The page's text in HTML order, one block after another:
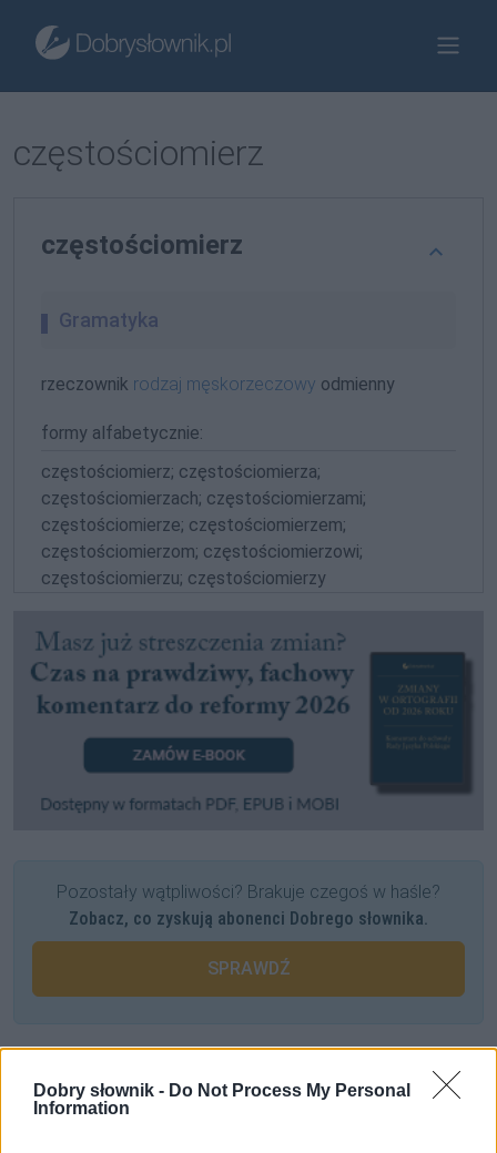
Dobry słownik - Do Not Process My Personal
Information
częstościomierz
częstościomierz
Gramatyka
rzeczownik rodzaj męskorzeczowy odmienny
formy alfabetycznie:
częstościomierz; częstościomierza;
częstościomierzach; częstościomierzami;
częstościomierze; częstościomierzem;
częstościomierzom; częstościomierzowi;
częstościomierzu; częstościomierzy
Pozostały wątpliwości? Brakuje czegoś w haśle?
Zobacz, co zyskują abonenci Dobrego słownika.
SPRAWDŹ
Ci umieją, tamci umią, czyli jak się